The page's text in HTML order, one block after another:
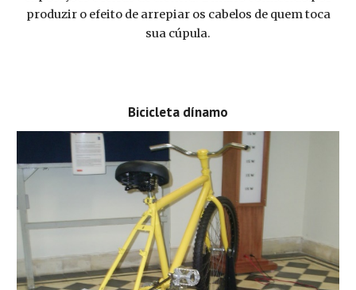
produzir o efeito de arrepiar os cabelos de quem toca
sua cúpula.
Bicicleta dínamo